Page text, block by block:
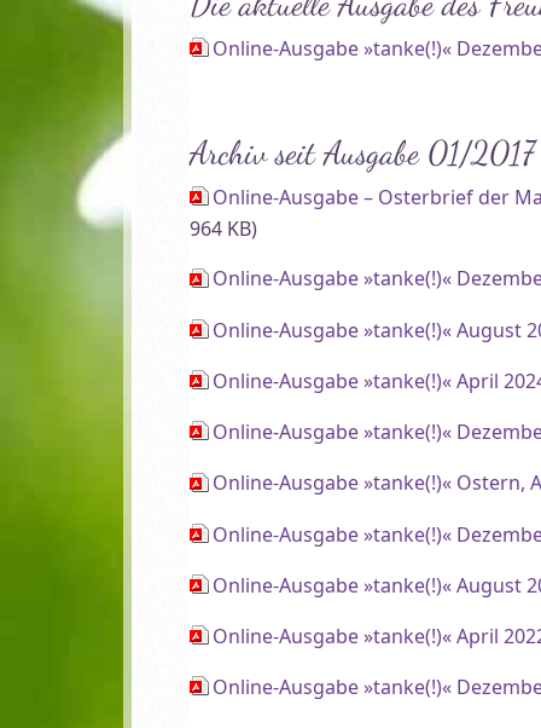
Online-Ausgabe »tanke(!)«
Archiv seit Ausgabe 01/2017
Online-Ausgabe – Osterbrief der
964 KB)
Online-Ausgabe »tanke(!)«
Online-Ausgabe »tanke(!)« August
Online-Ausgabe »tanke(!)« April
Online-Ausgabe »tanke(!)«
Online-Ausgabe »tanke(!)« Ostern,
Online-Ausgabe »tanke(!)«
Online-Ausgabe »tanke(!)« August
Online-Ausgabe »tanke(!)« April
Online-Ausgabe »tanke(!)«